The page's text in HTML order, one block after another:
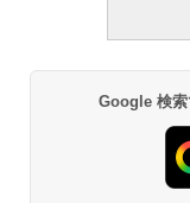
Google 検索